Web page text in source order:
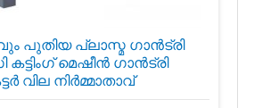
പുതിയ പ്ലാസ്മ ഗാൻട്രി
മെഷീൻ ഗാൻട്രി
വില നിർമ്മാതാവ്